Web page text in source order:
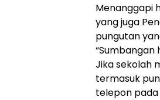
Menanggapi
yang juga
pungutan
Jika sekolah
termasuk
telepon